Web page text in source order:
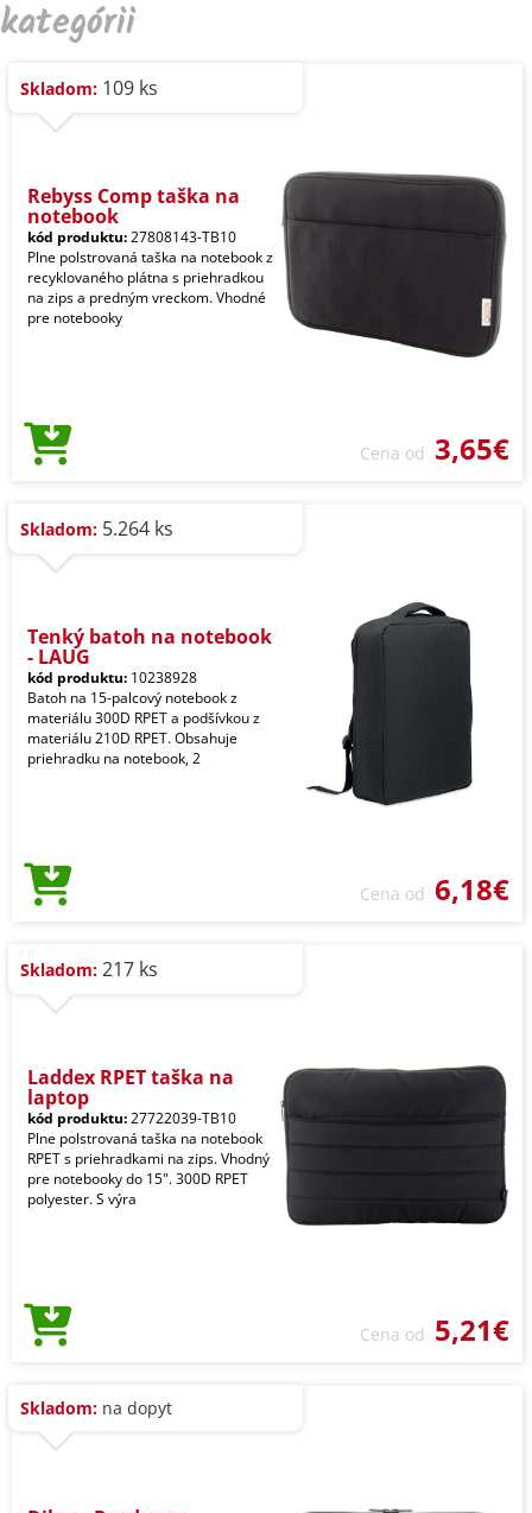
kategórii
Skladom: 109 ks
Rebyss Comp taška na
notebook
kód produktu:27808143-TB10
Plne polstrovaná taška na notebook z
recyklovaného plátna s priehradkou
na zips a predným vreckom. Vhodné
pre notebooky
Cena od 3,65€
Skladom: 5.264 ks
Tenký batoh na notebook
- LAUG
kód produktu: 10238928
Batoh na 15-palcový notebook z
materiálu 300D RPET a podšívkou z
materiálu 210D RPET. Obsahuje
priehradku na notebook, 2
Cena od 6,18€
Skladom: 217 ks
Laddex RPET taška na
laptop
kód produktu:27722039-TB10
Plne polstrovaná taška na notebook
RPET s priehradkami na zips. Vhodný
pre notebooky do 15". 300D RPET
polyester. S výra
Cena od 5,21€
Skladom: na dopyt